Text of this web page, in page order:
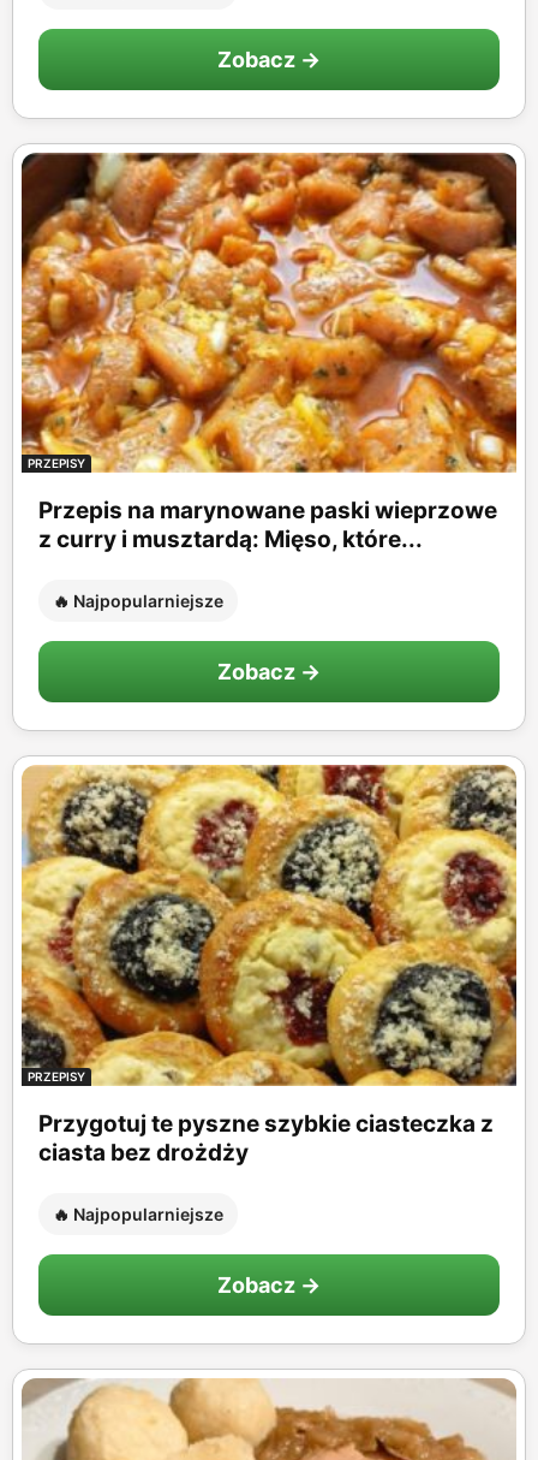
Zobacz →
PRZEPISY
Przepis na marynowane paski wieprzowe
z curry i musztardą: Mięso, które...
🔥 Najpopularniejsze
Zobacz →
PRZEPISY
Przygotuj te pyszne szybkie ciasteczka z
ciasta bez drożdży
🔥 Najpopularniejsze
Zobacz →